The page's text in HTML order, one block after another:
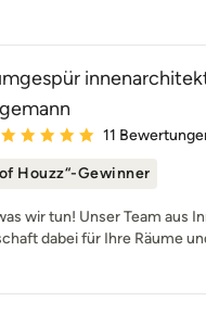
Bewertung: 4.9
11
Houzz“-Gewinner
wir tun! Unser Team aus
dabei für Ihre Räume